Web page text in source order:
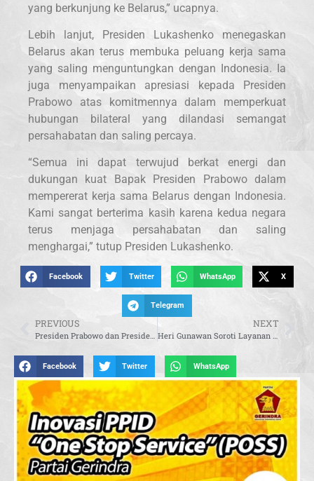
yang berkunjung ke Belarus,” ucapnya.
Lebih lanjut, Presiden Lukashenko menegaskan
Belarus akan terus membuka peluang kerja sama
yang saling menguntungkan dengan Indonesia. Ia
juga menyampaikan apresiasi kepada Presiden
Prabowo atas komitmennya dalam memperkuat
hubungan bilateral yang dilandasi semangat
persahabatan dan saling percaya.
“Semua ini dapat terwujud berkat energi dan
dukungan kuat Bapak Presiden Prabowo dalam
mempererat kerja sama Belarus dengan Indonesia.
Kami sangat berterima kasih karena kedua negara
terus menjaga persahabatan dan saling
menghargai,” tutup Presiden Lukashenko.
Facebook Twitter WhatsApp X
Telegram
PREVIOUS NEXT
Facebook Twitter WhatsApp